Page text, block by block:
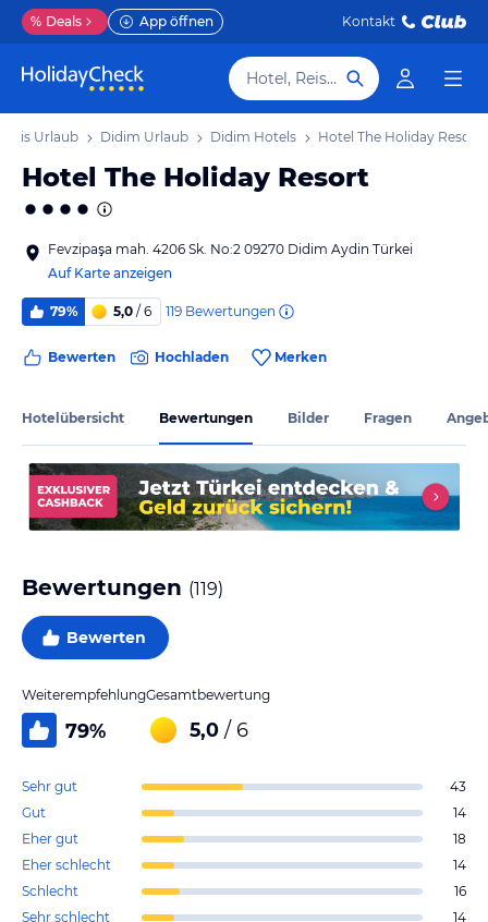
% Deals App öffnen Kontakt
Hotel, Reiseziel
Urlaub Didim Urlaub Didim Hotels Hotel The Holiday Resort
Hotel The Holiday Resort
Fevzipaşa mah. 4206 Sk. No:2 09270 Didim Aydin Türkei
Auf Karte anzeigen
79% 5,0 / 6 119 Bewertungen
Bewerten Hochladen Merken
Hotelübersicht Bewertungen Bilder Fragen
Bewertungen (119)
Bewerten
Weiterempfehlung
79%
Gesamtbewertung
5,0 / 6
Sehr gut
43
Gut
14
Eher gut
18
Eher schlecht
14
Schlecht
16
Sehr schlecht
14